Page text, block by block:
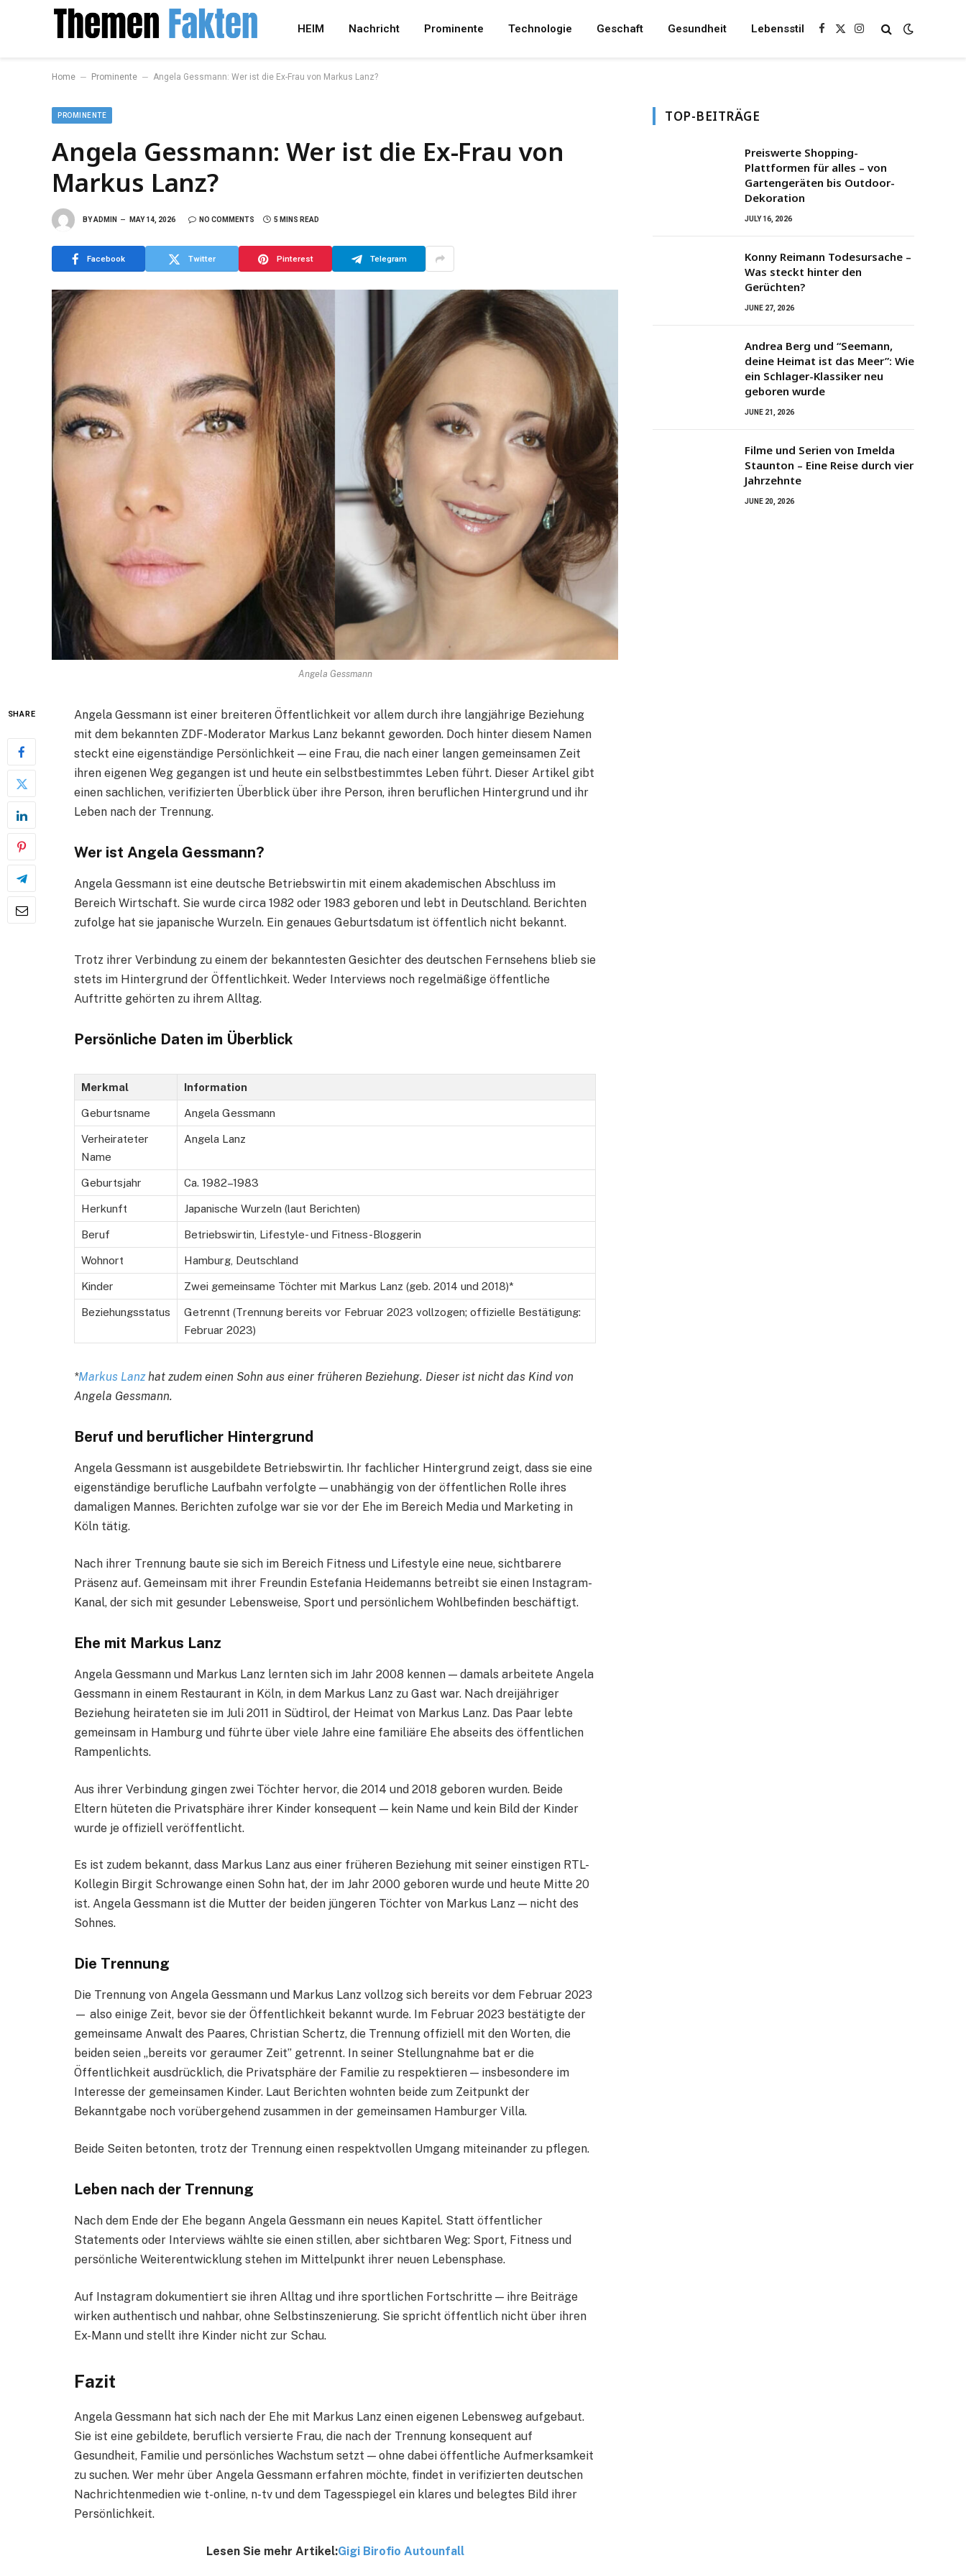
HEIM Nachricht Prominente Technologie Geschaft Gesundheit Lebensstil Facebook
X
Instagram
Home – Prominente – Angela Gessmann: Wer ist die Ex-Frau von Markus Lanz?
PROMINENTE
Angela Gessmann: Wer ist die Ex-Frau von
Markus Lanz?
BYADMIN MAY 14, 2026 NO COMMENTS 5 MINS READ
Facebook Twitter Pinterest Telegram
Angela Gessmann
SHARE
Angela Gessmann ist einer breiteren Öffentlichkeit vor allem durch ihre langjährige Beziehung
mit dem bekannten ZDF-Moderator Markus Lanz bekannt geworden. Doch hinter diesem Namen
steckt eine eigenständige Persönlichkeit — eine Frau, die nach einer langen gemeinsamen Zeit
ihren eigenen Weg gegangen ist und heute ein selbstbestimmtes Leben führt. Dieser Artikel gibt
einen sachlichen, verifizierten Überblick über ihre Person, ihren beruflichen Hintergrund und ihr
Leben nach der Trennung.
Wer ist Angela Gessmann?
Angela Gessmann ist eine deutsche Betriebswirtin mit einem akademischen Abschluss im
Bereich Wirtschaft. Sie wurde circa 1982 oder 1983 geboren und lebt in Deutschland. Berichten
zufolge hat sie japanische Wurzeln. Ein genaues Geburtsdatum ist öffentlich nicht bekannt.
Trotz ihrer Verbindung zu einem der bekanntesten Gesichter des deutschen Fernsehens blieb sie
stets im Hintergrund der Öffentlichkeit. Weder Interviews noch regelmäßige öffentliche
Auftritte gehörten zu ihrem Alltag.
Persönliche Daten im Überblick
Merkmal Information
Geburtsname Angela Gessmann
Verheirateter
Name
Angela Lanz
Geburtsjahr Ca. 1982–1983
Herkunft Japanische Wurzeln (laut Berichten)
Beruf Betriebswirtin, Lifestyle- und Fitness-Bloggerin
Wohnort Hamburg, Deutschland
Kinder Zwei gemeinsame Töchter mit Markus Lanz (geb. 2014 und 2018)*
Beziehungsstatus
Getrennt (Trennung bereits vor Februar 2023 vollzogen; offizielle Bestätigung:
Februar 2023)
*Markus Lanzhat zudem einen Sohn aus einer früheren Beziehung. Dieser ist nicht das Kind von
Angela Gessmann.
Beruf und beruflicher Hintergrund
Angela Gessmann ist ausgebildete Betriebswirtin. Ihr fachlicher Hintergrund zeigt, dass sie eine
eigenständige berufliche Laufbahn verfolgte — unabhängig von der öffentlichen Rolle ihres
damaligen Mannes. Berichten zufolge war sie vor der Ehe im Bereich Media und Marketing in
Köln tätig.
Nach ihrer Trennung baute sie sich im Bereich Fitness und Lifestyle eine neue, sichtbarere
Präsenz auf. Gemeinsam mit ihrer Freundin Estefania Heidemanns betreibt sie einen Instagram-
Kanal, der sich mit gesunder Lebensweise, Sport und persönlichem Wohlbefinden beschäftigt.
Ehe mit Markus Lanz
Angela Gessmann und Markus Lanz lernten sich im Jahr 2008 kennen — damals arbeitete Angela
Gessmann in einem Restaurant in Köln, in dem Markus Lanz zu Gast war. Nach dreijähriger
Beziehung heirateten sie im Juli 2011 in Südtirol, der Heimat von Markus Lanz. Das Paar lebte
gemeinsam in Hamburg und führte über viele Jahre eine familiäre Ehe abseits des öffentlichen
Rampenlichts.
Aus ihrer Verbindung gingen zwei Töchter hervor, die 2014 und 2018 geboren wurden. Beide
Eltern hüteten die Privatsphäre ihrer Kinder konsequent — kein Name und kein Bild der Kinder
wurde je offiziell veröffentlicht.
Es ist zudem bekannt, dass Markus Lanz aus einer früheren Beziehung mit seiner einstigen RTL-
Kollegin Birgit Schrowange einen Sohn hat, der im Jahr 2000 geboren wurde und heute Mitte 20
ist. Angela Gessmann ist die Mutter der beiden jüngeren Töchter von Markus Lanz — nicht des
Sohnes.
Die Trennung
Die Trennung von Angela Gessmann und Markus Lanz vollzog sich bereits vor dem Februar 2023
— also einige Zeit, bevor sie der Öffentlichkeit bekannt wurde. Im Februar 2023 bestätigte der
gemeinsame Anwalt des Paares, Christian Schertz, die Trennung offiziell mit den Worten, die
beiden seien „bereits vor geraumer Zeit” getrennt. In seiner Stellungnahme bat er die
Öffentlichkeit ausdrücklich, die Privatsphäre der Familie zu respektieren — insbesondere im
Interesse der gemeinsamen Kinder. Laut Berichten wohnten beide zum Zeitpunkt der
Bekanntgabe noch vorübergehend zusammen in der gemeinsamen Hamburger Villa.
Beide Seiten betonten, trotz der Trennung einen respektvollen Umgang miteinander zu pflegen.
Leben nach der Trennung
Nach dem Ende der Ehe begann Angela Gessmann ein neues Kapitel. Statt öffentlicher
Statements oder Interviews wählte sie einen stillen, aber sichtbaren Weg: Sport, Fitness und
persönliche Weiterentwicklung stehen im Mittelpunkt ihrer neuen Lebensphase.
Auf Instagram dokumentiert sie ihren Alltag und ihre sportlichen Fortschritte — ihre Beiträge
wirken authentisch und nahbar, ohne Selbstinszenierung. Sie spricht öffentlich nicht über ihren
Ex-Mann und stellt ihre Kinder nicht zur Schau.
Fazit
Angela Gessmann hat sich nach der Ehe mit Markus Lanz einen eigenen Lebensweg aufgebaut.
Sie ist eine gebildete, beruflich versierte Frau, die nach der Trennung konsequent auf
Gesundheit, Familie und persönliches Wachstum setzt — ohne dabei öffentliche Aufmerksamkeit
zu suchen. Wer mehr über Angela Gessmann erfahren möchte, findet in verifizierten deutschen
Nachrichtenmedien wie t-online, n-tv und dem Tagesspiegel ein klares und belegtes Bild ihrer
Persönlichkeit.
Lesen Sie mehr Artikel:Gigi Birofio Autounfall
TOP-BEITRÄGE
Preiswerte Shopping-
Plattformen für alles – von
Gartengeräten bis Outdoor-
Dekoration
JULY 16, 2026
Konny Reimann Todesursache –
Was steckt hinter den
Gerüchten?
JUNE 27, 2026
Andrea Berg und “Seemann,
deine Heimat ist das Meer”: Wie
ein Schlager-Klassiker neu
geboren wurde
JUNE 21, 2026
Filme und Serien von Imelda
Staunton – Eine Reise durch vier
Jahrzehnte
JUNE 20, 2026